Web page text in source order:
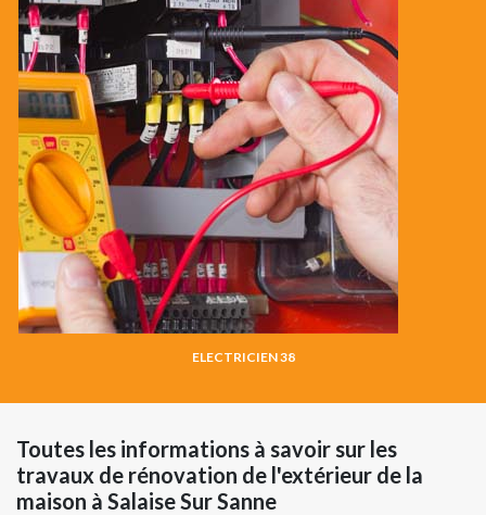
ELECTRICIEN 38
Toutes les informations à savoir sur les
travaux de rénovation de l'extérieur de la
maison à Salaise Sur Sanne